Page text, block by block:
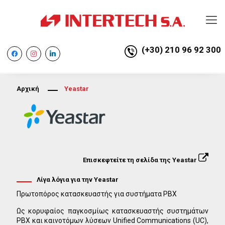
facebookinstagramlinkedin (+30) 210 96 92 300
Αρχική Yeastar
Επισκεφτείτε τη σελίδα της Yeastar
Λίγα λόγια για την Yeastar
Πρωτοπόρος κατασκευαστής για συστήματα PBX
Ως κορυφαίος παγκοσμίως κατασκευαστής συστημάτων
PBX και καινοτόμων λύσεων Unified Communications (UC),